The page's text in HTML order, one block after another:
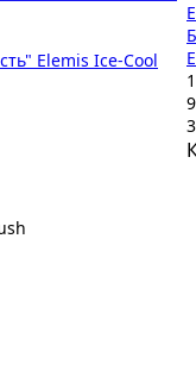
Elemis Ice-Cool